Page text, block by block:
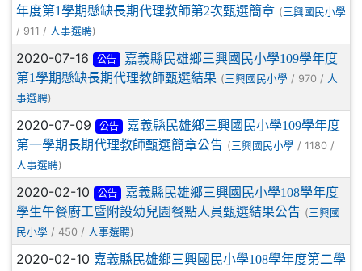
年度第1學期懸缺長期代理教師第2次甄選簡章 (三興國民小學
/ 911 / 人事選聘)
2020-07-16 公告
嘉義縣民雄鄉三興國民小學109學年度
第1學期懸缺長期代理教師甄選結果 (三興國民小學 / 970 / 人
事選聘)
2020-07-09 公告
嘉義縣民雄鄉三興國民小學109學年度
第一學期長期代理教師甄選簡章公告 (三興國民小學 / 1180 /
人事選聘)
2020-02-10 公告
嘉義縣民雄鄉三興國民小學108學年度
學生午餐廚工暨附設幼兒園餐點人員甄選結果公告 (三興國
民小學 / 450 / 人事選聘)
2020-02-10 嘉義縣民雄鄉三興國民小學108學年度第二學